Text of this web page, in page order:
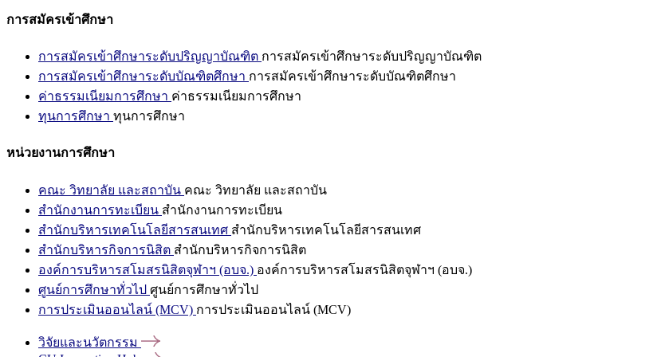
การสมัครเข้าศึกษา
การสมัครเข้าศึกษาระดับปริญญาบัณฑิต การสมัครเข้าศึกษาระดับปริญญาบัณฑิต
การสมัครเข้าศึกษาระดับบัณฑิตศึกษา การสมัครเข้าศึกษาระดับบัณฑิตศึกษา
ค่าธรรมเนียมการศึกษา ค่าธรรมเนียมการศึกษา
ทุนการศึกษา ทุนการศึกษา
หน่วยงานการศึกษา
คณะ วิทยาลัย และสถาบัน คณะ วิทยาลัย และสถาบัน
สำนักงานการทะเบียน สำนักงานการทะเบียน
สำนักบริหารเทคโนโลยีสารสนเทศ สำนักบริหารเทคโนโลยีสารสนเทศ
สำนักบริหารกิจการนิสิต สำนักบริหารกิจการนิสิต
องค์การบริหารสโมสรนิสิตจุฬาฯ (อบจ.) องค์การบริหารสโมสรนิสิตจุฬาฯ (อบจ.)
ศูนย์การศึกษาทั่วไป ศูนย์การศึกษาทั่วไป
การประเมินออนไลน์ (MCV) การประเมินออนไลน์ (MCV)
วิจัยและนวัตกรรม